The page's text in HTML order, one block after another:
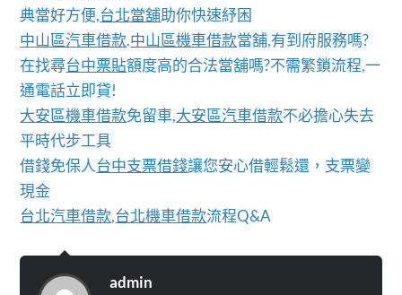
典當好方便,台北當舖助你快速紓困
中山區汽車借款.中山區機車借款當舖,有到府服務嗎?
在找尋台中票貼額度高的合法當舖嗎?不需繁鎖流程,一
通電話立即貸!
大安區機車借款免留車,大安區汽車借款不必擔心失去
平時代步工具
借錢免保人台中支票借錢讓您安心借輕鬆還，支票變
現金
台北汽車借款,台北機車借款流程Q&A
admin